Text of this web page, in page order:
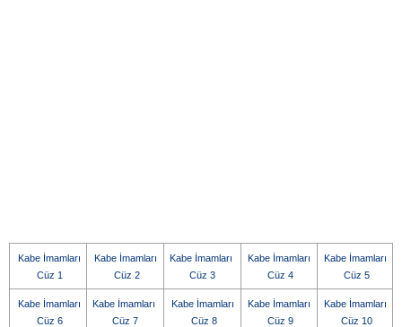
Kabe İmamları
Cüz 1
Kabe İmamları
Cüz 2
Kabe İmamları
Cüz 3
Kabe İmamları
Cüz 4
Kabe İmamları
Cüz 5
Kabe İmamları
Cüz 6
Kabe İmamları
Cüz 7
Kabe İmamları
Cüz 8
Kabe İmamları
Cüz 9
Kabe İmamları
Cüz 10